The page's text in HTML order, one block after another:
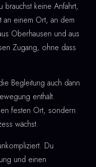
brauchst keine Anfahrt,
an einem Ort, an dem
Oberhausen und aus
Zugang, ohne dass
Begleitung auch dann
enthält.
festen Ort, sondern
wächst.
Du
und einen